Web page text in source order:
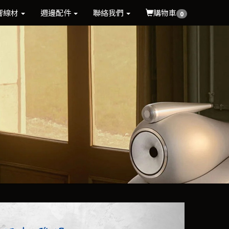
線材 週邊配件 聯絡我們 購物車 0